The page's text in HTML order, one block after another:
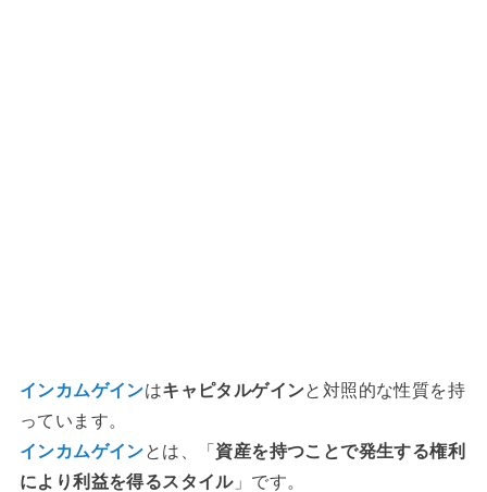
インカムゲインはキャピタルゲインと対照的な性質を持
っています。
インカムゲインとは、「 資産を持つことで発生する権利
により利益を得るスタイル」です。